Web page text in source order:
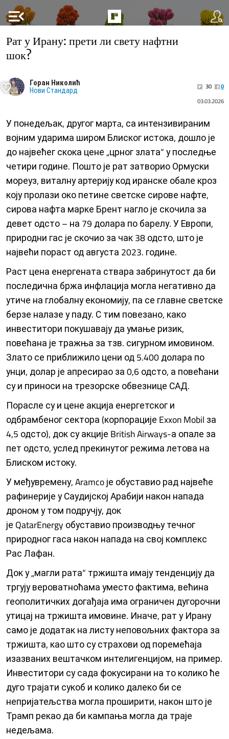
menu_open
Рат у Ирану: прети ли свету нафтни
шок?
Горан Николић
Нови Стандард 30
0
03.03.2026
У понедељак, другог мартa, са интензивираним
војним ударима широм Блиског истока, дошло је
до највећег скока цене „црног злата“ у последње
четири године. Пошто је рат затворио Ормуски
мореуз, виталну артерију код иранске обале кроз
коју пролази око петине светске сирове нафте,
сирова нафта марке Брент нагло је скочила за
девет одсто – на 79 долара по барелу. У Европи,
природни гас је скочио за чак 38 одсто, што је
највећи пораст од августа 2023. године.
Раст цена енергената ствара забринутост да би
последична бржа инфлација могла негативно да
утиче на глобалну економију, па се главне светске
берзе налазе у паду. С тим повезано, како
инвеститори покушавају да умање ризик,
повећана је тражња за тзв. сигурном имовином.
Злато се приближило цени од 5.400 долара по
унци, долар је апресирао за 0,6 одсто, а повећани
су и приноси на трезорске обвезнице САД.
Порасле су и цене акција енергетског и
одбрамбеног сектора (корпорације Exxon Mobil за
4,5 одсто), док су акције British Airways-а опале за
пет одсто, услед прекинутог режима летова на
Блиском истоку.
У међувремену, Aramco је обуставио рад највеће
рафинерије у Саудијској Арабији након напада
дроном у том подручју, док
је QatarEnergy обуставио производњу течног
природног гаса након напада на свој комплекс
Рас Лафан.
Док у „магли рата“ тржишта имају тенденцију да
тргују вероватноћама уместо фактима, већина
геополитичких догађаја има ограничен дугорочни
утицај на тржишта имовине. Иначе, рат у Ирану
само је додатак на листу неповољних фактора за
тржишта, као што су страхови од поремећаја
изазваних вештачком интелигенцијом, на пример.
Инвеститори су сада фокусирани на то колико ће
дуго трајати сукоб и колико далеко би се
непријатељства могла проширити, након што је
Трамп рекао да би кампања могла да траје
недељама.